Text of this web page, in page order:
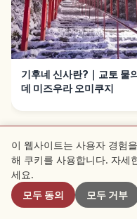
기후네 신사란?｜교토 물
데 미즈우라 오미쿠지
이 웹사이트는 사용자 경험
해 쿠키를 사용합니다. 자세
세요.
모두 동의
모두 거부